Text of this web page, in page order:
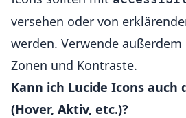
versehen oder von
werden. Verwende außerdem
Zonen und Kontraste.
Kann ich Lucide Icons auch
(Hover, Aktiv, etc.)?